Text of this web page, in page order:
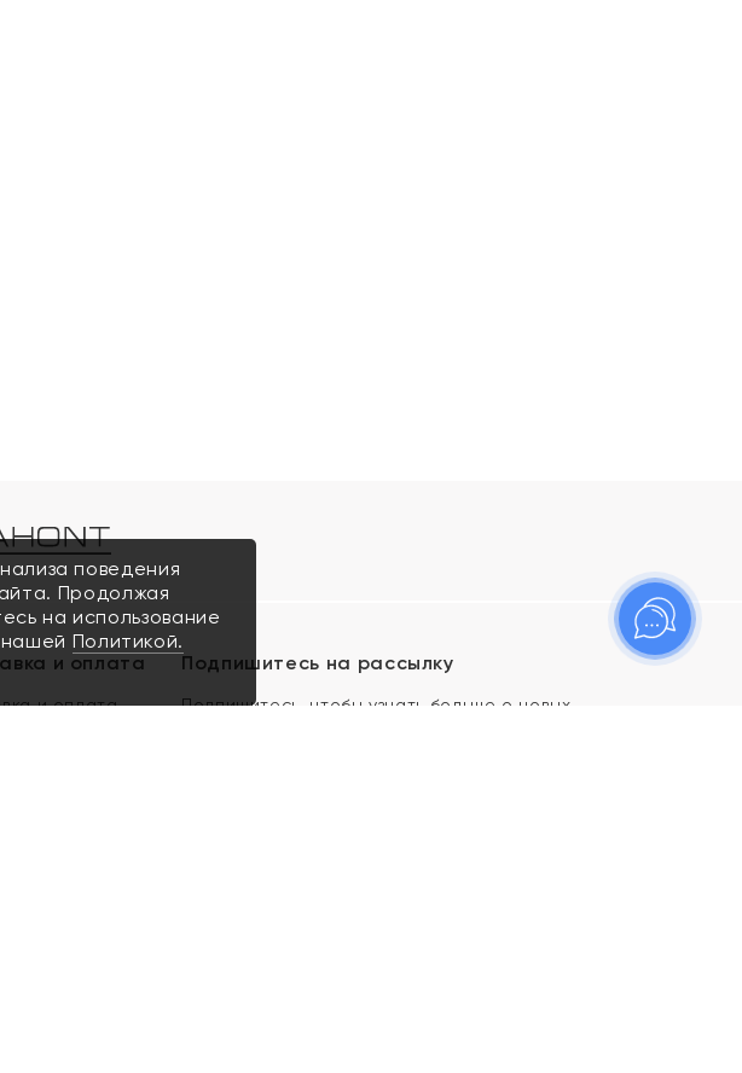
и оплата
и оплата
Подпишитесь на рассылку
Подпишитесь, чтобы узнать больше о новых
поведения
Продолжая
на использование
нашей Политикой.